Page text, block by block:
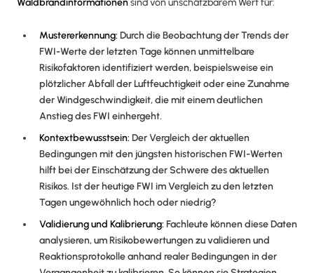
Waldbrandinformationensind von unschätzbarem Wert für:
Mustererkennung: Durch die Beobachtung der Trends der
FWI-Werte der letzten Tage können unmittelbare
Risikofaktoren identifiziert werden, beispielsweise ein
plötzlicher Abfall der Luftfeuchtigkeit oder eine Zunahme
der Windgeschwindigkeit, die mit einem deutlichen
Anstieg des FWI einhergeht.
Kontextbewusstsein: Der Vergleich der aktuellen
Bedingungen mit den jüngsten historischen FWI-Werten
hilft bei der Einschätzung der Schwere des aktuellen
Risikos. Ist der heutige FWI im Vergleich zu den letzten
Tagen ungewöhnlich hoch oder niedrig?
Validierung und Kalibrierung: Fachleute können diese Daten
analysieren, um Risikobewertungen zu validieren und
Reaktionsprotokolle anhand realer Bedingungen in der